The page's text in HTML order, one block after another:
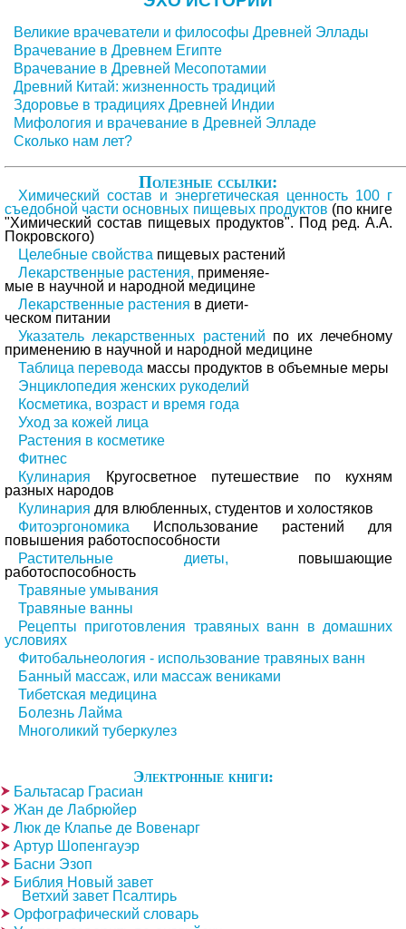
Великие врачеватели и философы Древней Эллады
Врачевание в Древнем Египте
Врачевание в Древней Месопотамии
Древний Китай: жизненность традиций
Здоровье в традициях Древней Индии
Мифология и врачевание в Древней Элладе
Сколько нам лет?
Полезные ссылки:
Химический состав и энергетическая ценность 100 г
съедобной части основных пищевых продуктов (по книге
"Химический состав пищевых продуктов". Под ред. А.А.
Покровского)
Целебные свойства пищевых растений
Лекарственные растения, применяе-
мые в научной и народной медицине
Лекарственные растения в диети-
ческом питании
Указатель лекарственных растений по их лечебному
применению в научной и народной медицине
Таблица перевода массы продуктов в объемные меры
Энциклопедия женских рукоделий
Косметика, возраст и время года
Уход за кожей лица
Растения в косметике
Фитнес
Кулинария Кругосветное путешествие по кухням
разных народов
Кулинария для влюбленных, студентов и холостяков
Фитоэргономика Использование растений для
повышения работоспособности
Растительные диеты, повышающие
работоспособность
Травяные умывания
Травяные ванны
Рецепты приготовления травяных ванн в домашних
условиях
Фитобальнеология - использование травяных ванн
Банный массаж, или массаж вениками
Тибетская медицина
Болезнь Лайма
Многоликий туберкулез
Электронные книги:
Бальтасар Грасиан
Жан де Лабрюйер
Люк де Клапье де Вовенарг
Артур Шопенгауэр
Басни Эзоп
Библия Новый завет
Ветхий завет Псалтирь
Орфографический словарь